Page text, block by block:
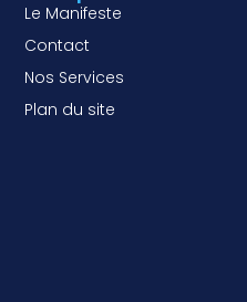
Le Manifeste
Contact
Nos Services
Plan du site